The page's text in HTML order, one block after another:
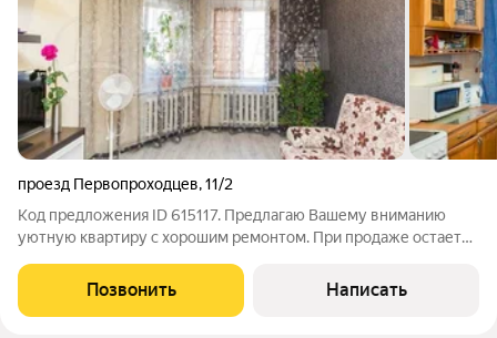
проезд Первопроходцев,11/2
Код предложения ID 615117. Предлагаю Вашему вниманию
уютную квартиру с хорошим ремонтом. При продаже остается
вежливые соседи. Дом находится в районе с развитой
инфраструктурой и транспортной
Позвонить Написать